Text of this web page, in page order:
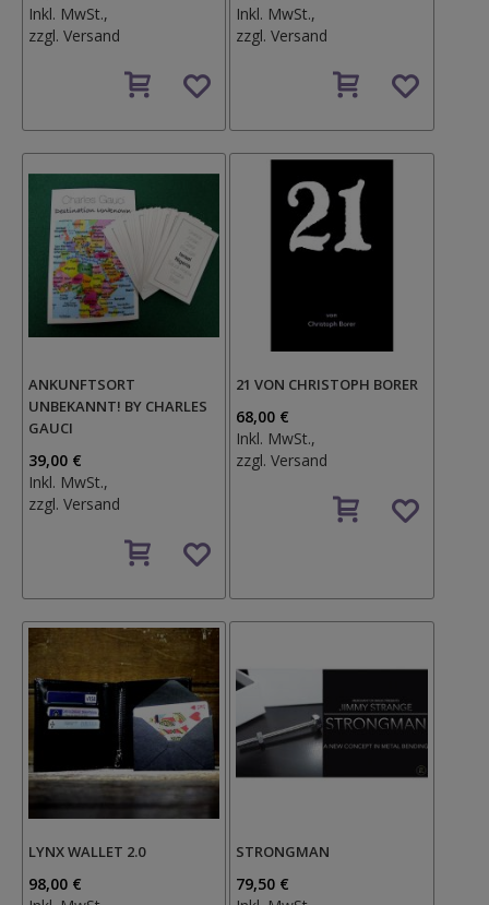
Inkl. MwSt.,
zzgl. Versand
den
Inkl. MwSt.,
zzgl.Versand
den
ANKUNFTSORT
UNBEKANNT! BY CHARLES
GAUCI
39,00 €
Inkl. MwSt.,
zzgl. Versand
den
21 VON CHRISTOPH BORER
68,00 €
Inkl. MwSt.,
zzgl.Versand
den
LYNX WALLET 2.0
98,00 €
STRONGMAN
79,50 €